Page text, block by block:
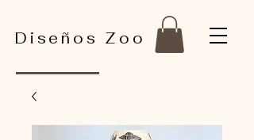
Diseños Zoo